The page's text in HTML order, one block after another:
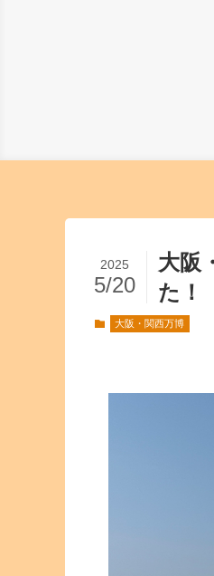
大阪
た！
2025
5/20
大阪・関西万博